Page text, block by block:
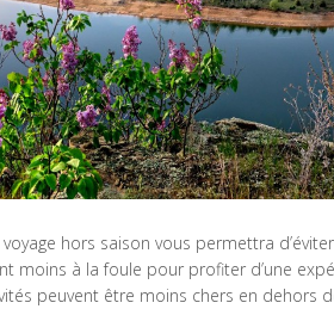
voyage hors saison vous permettra
moins à la foule pour profiter d’une
peuvent être moins chers en dehors